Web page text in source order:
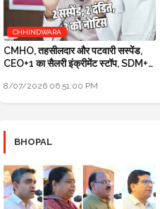
CHHINDWARA
CMHO, तहसीलदार और पटवारी सस्पेंड,
CEO+1 का सैलरी इंक्रीमेंट स्टॉप, SDM+2
8/07/2026 06:51:00 PM
BHOPAL